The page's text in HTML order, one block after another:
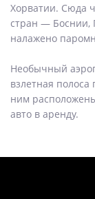
Хорватии. Сюда
стран — Боснии,
налажено
Необычный
взлетная
ним
авто в аренду.